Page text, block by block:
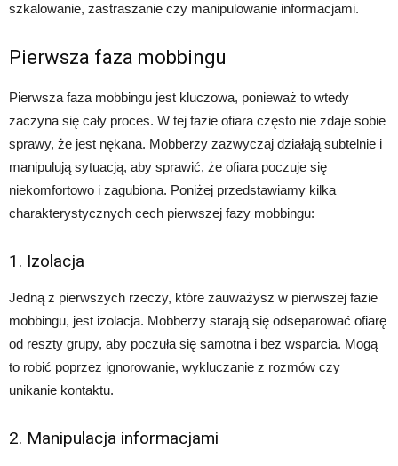
szkalowanie, zastraszanie czy manipulowanie informacjami.
Pierwsza faza mobbingu
Pierwsza faza mobbingu jest kluczowa, ponieważ to wtedy
zaczyna się cały proces. W tej fazie ofiara często nie zdaje sobie
sprawy, że jest nękana. Mobberzy zazwyczaj działają subtelnie i
manipulują sytuacją, aby sprawić, że ofiara poczuje się
niekomfortowo i zagubiona. Poniżej przedstawiamy kilka
charakterystycznych cech pierwszej fazy mobbingu:
1. Izolacja
Jedną z pierwszych rzeczy, które zauważysz w pierwszej fazie
mobbingu, jest izolacja. Mobberzy starają się odseparować ofiarę
od reszty grupy, aby poczuła się samotna i bez wsparcia. Mogą
to robić poprzez ignorowanie, wykluczanie z rozmów czy
unikanie kontaktu.
2. Manipulacja informacjami